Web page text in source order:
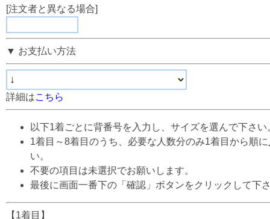
[注文者と異なる場合]
▼ お支払い方法
詳細はこちら
以下1着ごとに背番号を入力し、サイズを選んで下さい
1着目～8着目のうち、必要な人数分のみ1着目から順
い。
不要の項目は未選択でお願いします。
最後に画面一番下の「確認」ボタンをクリックして下
【1着目】